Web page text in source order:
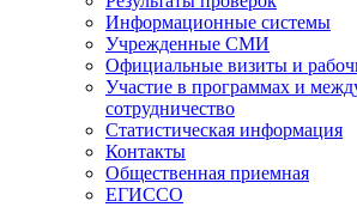
Информационные системы
Учрежденные СМИ
Официальные визиты и
Участие в программах и
сотрудничество
Статистическая информация
Контакты
Общественная приемная
ЕГИССО